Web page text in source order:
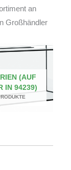
an
Großhändler
(AUF
IN 94239)